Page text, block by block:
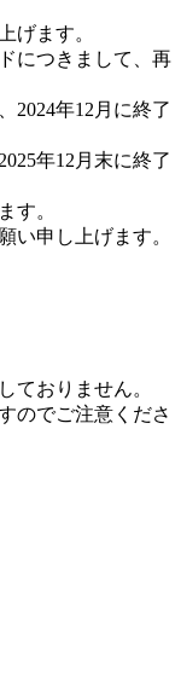
げます。
につきまして、再
2024年12月に終了
年12月末に終了
す。
い申し上げます。
ておりません。
のでご注意くださ